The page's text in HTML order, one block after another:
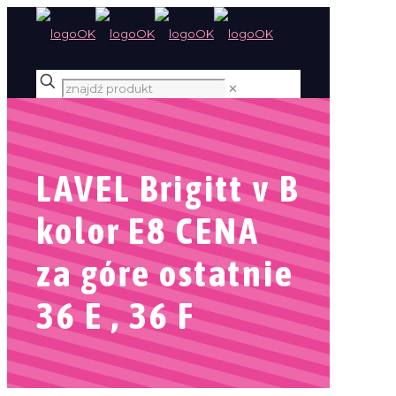
✕
LAVEL Brigitt v B
kolor E8 CENA
za góre ostatnie
36 E , 36 F